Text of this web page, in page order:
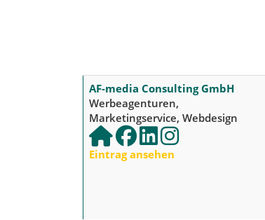
AF-media Consulting GmbH
Werbeagenturen,
Marketingservice, Webdesign
Eintrag ansehen